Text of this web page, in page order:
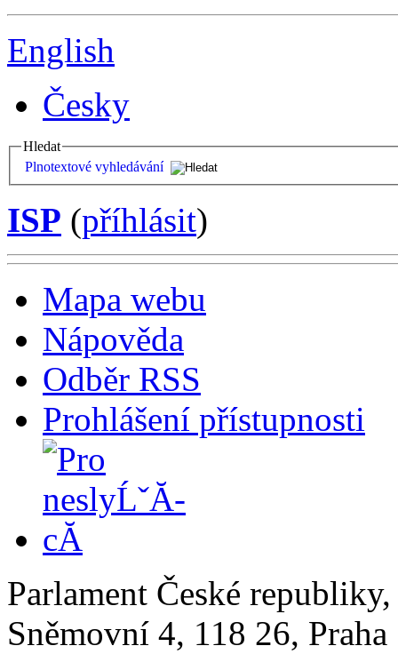
English
Česky
Hledat
Plnotextové vyhledávání
ISP (příhlásit)
Mapa webu
Nápověda
Odběr RSS
Prohlášení přístupnosti
Parlament České
Sněmovní 4, 118 26,